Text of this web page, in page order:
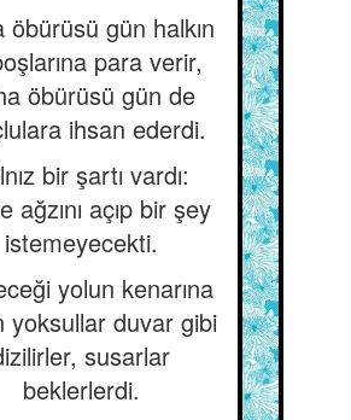
öbürüsü gün halkın
para verir,
öbürüsü gün de
ihsan ederdi.
bir şartı vardı:
ağzını açıp bir şey
istemeyecekti.
yolun kenarına
yoksullar duvar gibi
susarlar
beklerlerdi.